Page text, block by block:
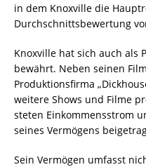
in dem Knoxville die
Durchschnittsbewertung
Knoxville hat sich auch als
bewährt. Neben seinen
Produktionsfirma
weitere Shows und Filme
steten Einkommensstrom
seines Vermögens
Sein Vermögen umfasst